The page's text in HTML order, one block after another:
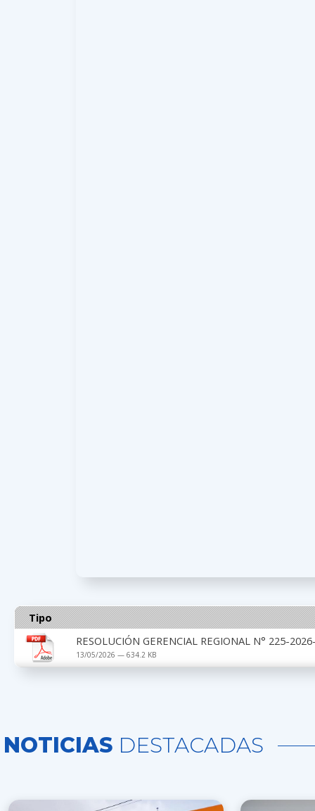
Tipo
RESOLUCIÓN GERENCIAL REGIONAL N° 225-
13/05/2026 — 634.2 KB
NOTICIAS DESTACADAS